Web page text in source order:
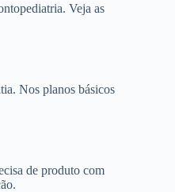
Veja as
Nos planos básicos
de produto com